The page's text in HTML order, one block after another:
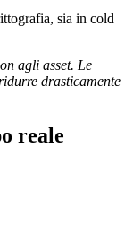
sia in cold
agli asset. Le
drasticamente
reale